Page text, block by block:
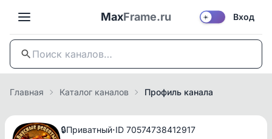
MaxFrame.ru ☀️ Вход
Главная Каталог каналов Профиль канала
🔒Приватный·ID 70574738412917